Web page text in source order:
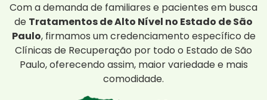
Com a demanda de familiares e pacientes em busca
de Tratamentos de Alto Nível no Estado de São
Paulo, firmamos um credenciamento específico de
Clínicas de Recuperação por todo o Estado de São
Paulo, oferecendo assim, maior variedade e mais
comodidade.